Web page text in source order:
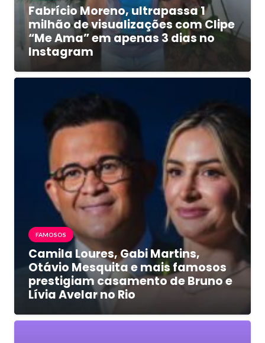
Fabrício Moreno, ultrapassa 1
milhão de visualizações com Clipe
“Me Ama” em apenas 3 dias no
Instagram
FAMOSOS
Camila Loures, Gabi Martins,
Otávio Mesquita e mais famosos
prestigiam casamento de Bruno e
Lívia Avelar no Rio